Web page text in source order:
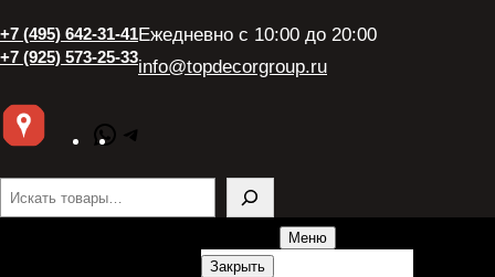
+7 (495) 642-31-41
+7 (925) 573-25-33
Ежедневно с 10:00 до 20:00
info@topdecorgroup.ru
WhatsApp
Поиск
Меню
Закрыть